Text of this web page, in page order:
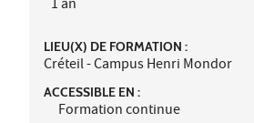
1 an
LIEU(X) DE FORMATION :
Créteil - Campus Henri Mondor
ACCESSIBLE EN :
Formation continue